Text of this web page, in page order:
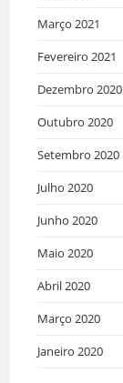
Março 2021
Fevereiro 2021
Dezembro 2020
Outubro 2020
Setembro 2020
Julho 2020
Junho 2020
Maio 2020
Abril 2020
Março 2020
Janeiro 2020